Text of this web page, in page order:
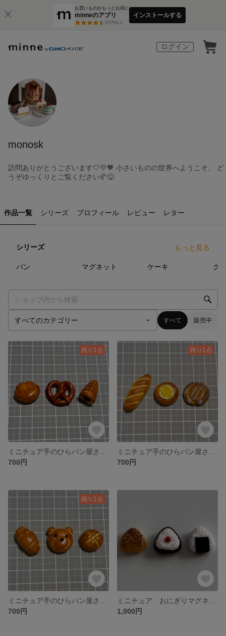
お買いものがもっとお得に
minneのアプリ
3万件以上
インストールする
ログイン
monosk
訪問ありがとうございます🤍💛🧡 小さいものの世界へようこそ、 ど
うぞゆっくりとご覧ください🥐😋
作品一覧 シリーズ プロフィール レビュー レター
シリーズ もっと見る
パン マグネット ケーキ ク
すべて 販売中
残り1点
700円
残り1点
700円
残り1点
700円
1,000円